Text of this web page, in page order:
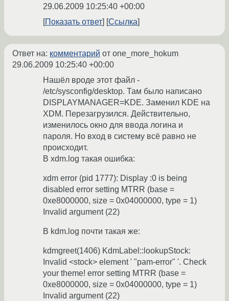
29.06.2009 10:25:40 +00:00
Показать ответ
Ссылка
Ответ на: комментарий от one_more_hokum
29.06.2009 10:25:40 +00:00
Нашёл вроде этот файл -
/etc/sysconfig/desktop. Там было написано
DISPLAYMANAGER=KDE. Заменил KDE на
XDM. Перезагрузился. Действительно,
изменилось окно для ввода логина и
пароля. Но вход в систему всё равно не
происходит.
В xdm.log такая ошибка:
xdm error (pid 1777): Display :0 is being
disabled error setting MTRR (base =
0xe8000000, size = 0x04000000, type = 1)
Invalid argument (22)
В kdm.log почти такая же:
kdmgreet(1406) KdmLabel::lookupStock:
Invalid <stock> element ' "pam-error" '. Check
your theme! error setting MTRR (base =
0xe8000000, size = 0x04000000, type = 1)
Invalid argument (22)